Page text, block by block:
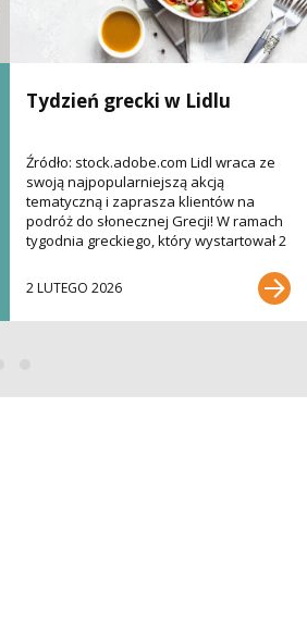
Tydzień grecki w Lidlu
Źródło: stock.adobe.com Lidl wraca ze
swoją najpopularniejszą akcją
tematyczną i zaprasza klientów na
podróż do słonecznej Grecji! W ramach
tygodnia greckiego, który wystartował 2
2 LUTEGO 2026